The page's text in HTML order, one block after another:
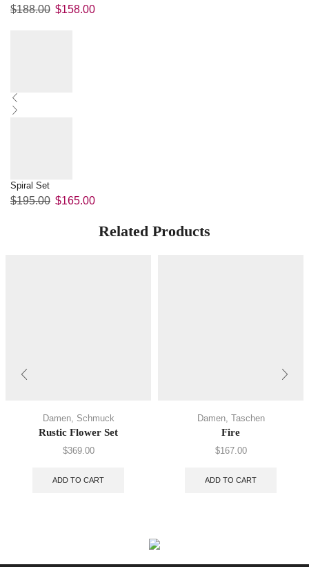
$188.00 $158.00
Spiral Set
$195.00 $165.00
Related Products
Damen, Schmuck
Rustic Flower Set
$369.00
ADD TO CART
Damen, Taschen
Fire
$167.00
ADD TO CART